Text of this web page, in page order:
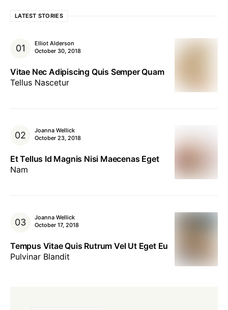
LATEST STORIES
Elliot Alderson
October 30, 2018
Vitae Nec Adipiscing Quis Semper Quam
Tellus Nascetur
Joanna Wellick
October 23, 2018
Et Tellus Id Magnis Nisi Maecenas Eget
Nam
Joanna Wellick
October 17, 2018
Tempus Vitae Quis Rutrum Vel Ut Eget Eu
Pulvinar Blandit